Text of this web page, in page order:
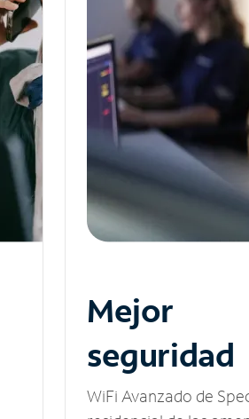
Mejor
seguridad
WiFi Avanzado de